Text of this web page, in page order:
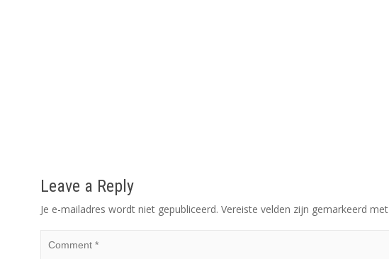
Leave a Reply
Je e-mailadres wordt niet gepubliceerd. Vereiste velden zijn gemarkeerd met